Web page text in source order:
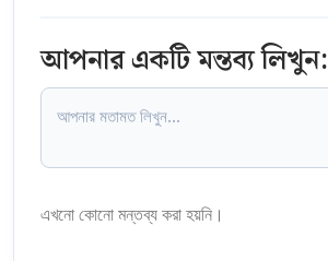
আপনার একটি মন্তব্য লিখুন:
এখনো কোনো মন্তব্য করা হয়নি।